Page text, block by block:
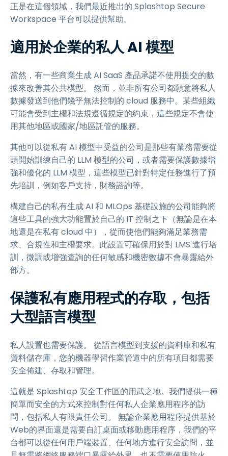
正是在這個領域，我們最近推出的 Splashtop Secure
Workspace 平台可以提供幫助。
適用於企業的私人 AI 模型
當然，有一些商業生成 AI SaaS 產品承諾不使用提交的數
據來改善其公共模型。 然而，並非所有公司都願意將私人
數據發送到他們幾乎無法控制的 cloud 服務中。某些組織
可能會受到主權和法規遵循規定的約束，這些規定不會使
用其他地區或國家/地區託管的服務。
其他可以從私有 AI 模型中受益的公司是那些有業務需要從
頭開始訓練自己的 LLM 模型的公司，或者需要保護數據增
強和優化的 LLM 模型，這些模型已針對特定任務進行了預
先培訓，例如客戶支持，財務諮詢等。
構建自己的私有生成 AI 和 MLOps 基礎設施的公司能夠將
這些工具的強大功能置於自己的 IT 控制之下（無論是在本
地還是在私有 cloud 中），從而使他們能夠滿足業務需
求、合規性和主權要求。此設置可確保用於對 LMS 進行培
訓，微調或增強查詢的任何敏感和機密數據不會暴露給外
部方。
保護私有應用程式的存取，包括
大型語言模型
私人設置也需要保護。 從語言模型到支援的資料庫和私有
資料儲存庫，您的機器學習作業管道中的所有項目都需要
安全佈建、存取和管理。
這就是 Splashtop 安全工作區的用武之地。我們提供一種
簡單而安全的方式來控制對任何私人企業應用程序的訪
問，包括私人有限責任公司。 無論企業應用程序提供基於
Web的界面還是需要自訂桌面或移動應用程序，我們的平
台都可以從任何用戶端裝置、任何地方進行安全訪問，並